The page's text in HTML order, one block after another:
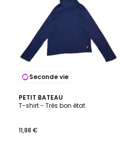
Seconde vie
PETIT BATEAU
T-shirt - Très bon état
11,88 €